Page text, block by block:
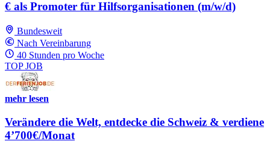
€ als Promoter für Hilfsorganisationen (m/w/d)
Bundesweit
Nach Vereinbarung
40 Stunden pro Woche
TOP JOB
mehr lesen
Verändere die Welt, entdecke die Schweiz & verdiene
4’700€/Monat